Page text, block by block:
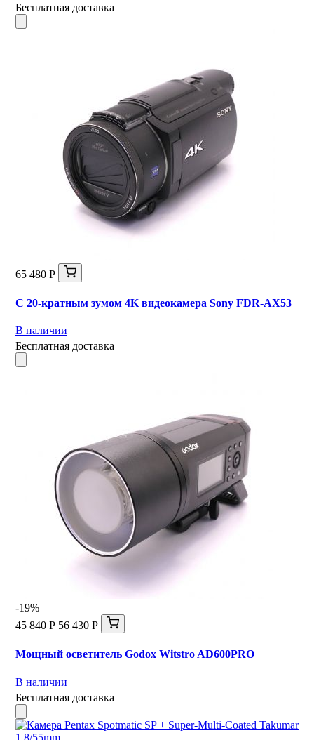
Бесплатная доставка
65 480 Р
С 20-кратным зумом 4K видеокамера Sony FDR-AX53
В наличии
Бесплатная доставка
-19%
45 840 Р 56 430 Р
Мощный осветитель Godox Witstro AD600PRO
В наличии
Бесплатная доставка